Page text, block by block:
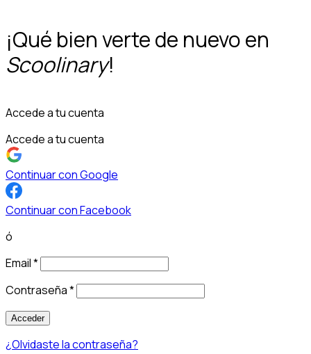
¡Qué bien verte de nuevo en
Scoolinary!
Accede a tu cuenta
Accede a tu cuenta
Continuar con Google
Continuar con Facebook
ó
Email*
Contraseña*
Acceder
¿Olvidaste la contraseña?